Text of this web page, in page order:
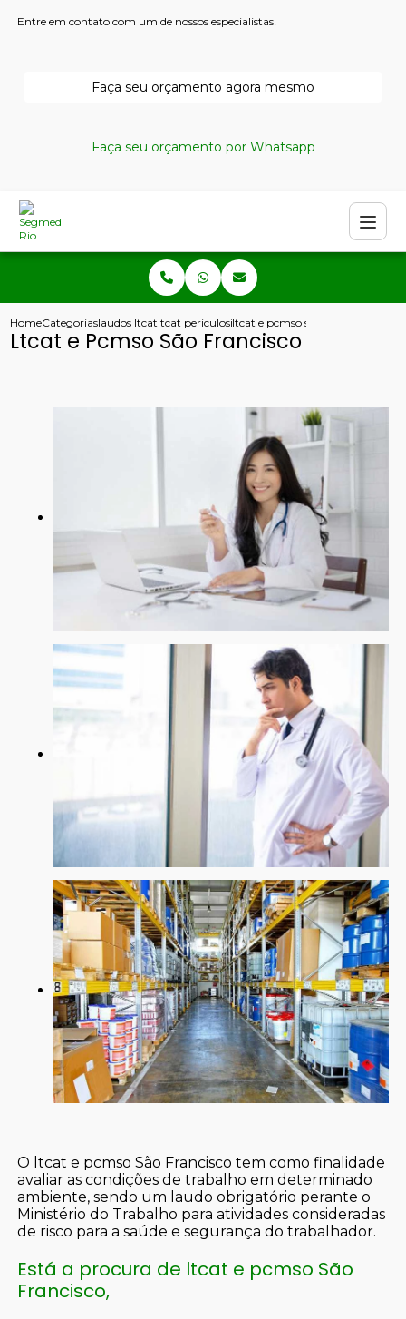
Entre em contato com um de nossos especialistas!
Faça seu orçamento agora mesmo
Faça seu orçamento por Whatsapp
HomeCategoriaslaudos ltcatltcat periculosidadeltcat e pcmso sao francisco
Ltcat e Pcmso São Francisco
O ltcat e pcmso São Francisco tem como finalidade
avaliar as condições de trabalho em determinado
ambiente, sendo um laudo obrigatório perante o
Ministério do Trabalho para atividades consideradas
de risco para a saúde e segurança do trabalhador.
Está a procura de ltcat e pcmso São
Francisco,